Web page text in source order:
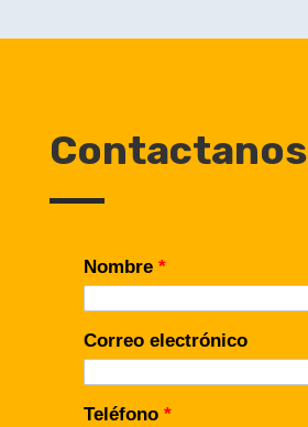
Contactanos
Nombre *
Correo electrónico
Teléfono *